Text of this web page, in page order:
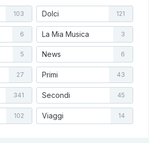
103 Dolci 121
6 La Mia Musica 3
5 News 6
27 Primi 43
341 Secondi 45
102 Viaggi 14